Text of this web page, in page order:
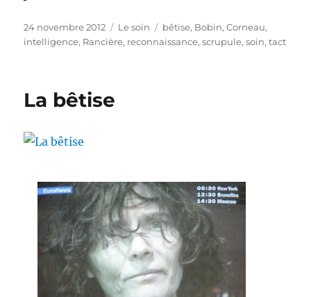
Publié
le
24 novembre 2012 Catégories
Le soin Étiquettes
bêtise, Bobin,Corneau,
intelligence, Rancière, reconnaissance,scrupule,soin,tact
La bêtise